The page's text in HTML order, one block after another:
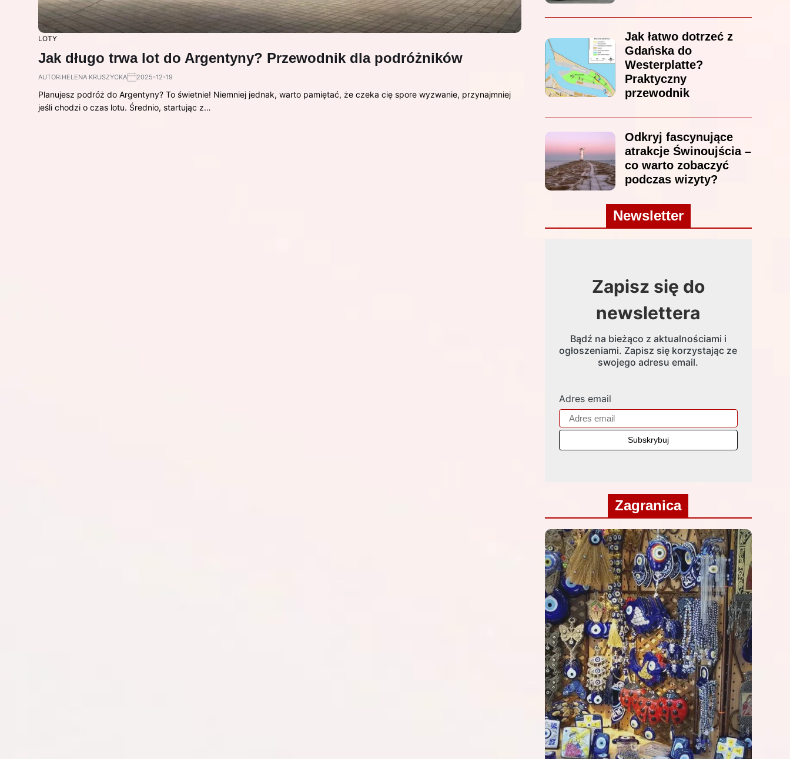
LOTY
Jak długo trwa lot do Argentyny? Przewodnik dla podróżników
AUTOR:HELENA KRUSZYCKA 2025-12-19
Planujesz podróż do Argentyny? To świetnie! Niemniej jednak, warto pamiętać, że czeka cię spore wyzwanie, przynajmniej
jeśli chodzi o czas lotu. Średnio, startując z…
Jak łatwo dotrzeć z
Gdańska do
Westerplatte?
Praktyczny
przewodnik
Odkryj fascynujące
atrakcje Świnoujścia –
co warto zobaczyć
podczas wizyty?
Newsletter
Zapisz się do
newslettera
Bądź na bieżąco z aktualnościami i
ogłoszeniami. Zapisz się korzystając ze
swojego adresu email.
Adres email
Zagranica